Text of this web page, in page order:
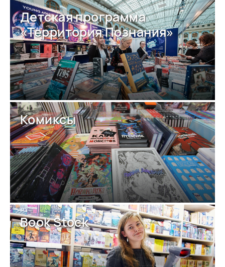
Детская программа
«Территория Познания»
Комиксы
Book Stock